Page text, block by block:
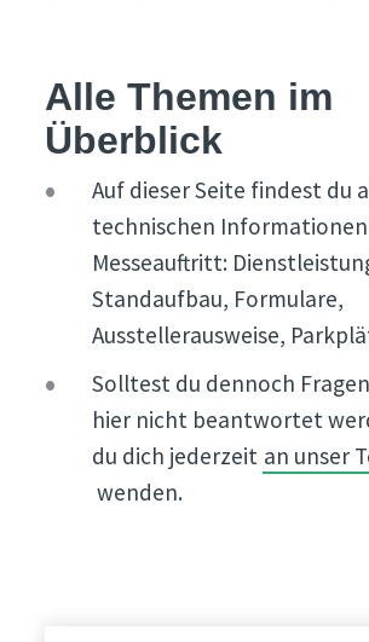
Alle Themen im
Überblick
Auf dieser Seite findest du
technischen
Messeauftritt:
Standaufbau, Formulare,
Ausstellerausweise,
Solltest du dennoch
hier nicht beantwortet
du dich jederzeit an unser
wenden.